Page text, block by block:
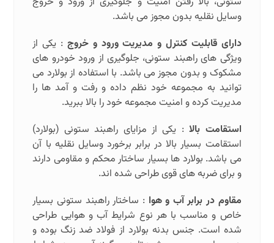
وسایل نقلیه بدون مجوز می باشد.
دارای قابلیت کنترل و مدیریت ورود و خروج : یکی از
ویژگی های راهبند ستونی، جلوگیری از ورود خودرو های
مشکوک و بدون مجوز می باشد. با استفاده از بولارد می
توانید به مجموعه خود نظم داده و رفت و آمد ها را
مدیریت کرده و امنیت مجموعه خود را بالا ببرید.
استقامت بالا: یکی از مزایای راهبند ستونی (بولارد)
استقامت بسیار بالا در برابر برخورد وسایل نقلیه با آن
می باشد. بولارد ها بسیار ساختار محکم و مقاومی دارند
و برای ضربه های قوی طراحی شده اند.
مقاوم در برابر آب و هوا : ساختار راهبند ستونی بسیار
خاص و مناسب با هر نوع شرایط آب و هوایی طراحی
شده است. جنس بدنه بولارد از فولاد ضد زنگ بوده و